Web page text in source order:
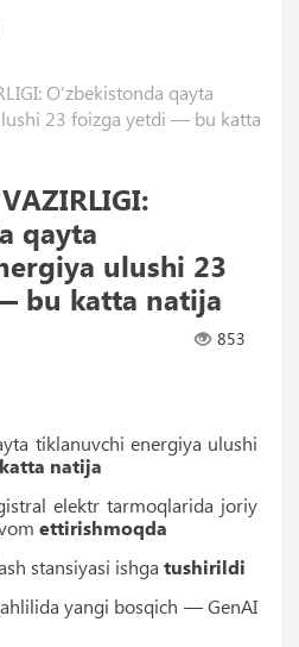
O‘zbekistonda qayta
23 foizga yetdi — bu katta
qayta
ulushi 23
bu katta natija
853
tiklanuvchi energiya ulushi
natija
elektr tarmoqlarida joriy
ettirishmoqda
stansiyasi ishga tushirildi
yangi bosqich — GenAI